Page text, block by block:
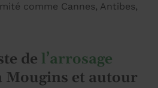
comme Cannes, Antibes,
de l’arrosage
Mougins et autour